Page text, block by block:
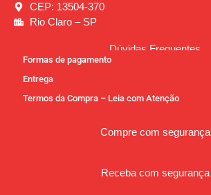
CEP: 13504-370
Rio Claro – SP
Dúvidas Frequentes
Formas de pagamento
Entrega
Termos da Compra – Leia com Atenção
Compre com segurança
Receba com segurança